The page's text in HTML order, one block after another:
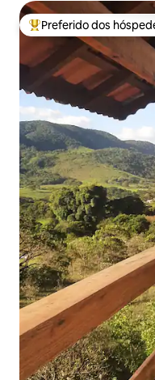
Entre os melhores
Preferido dos